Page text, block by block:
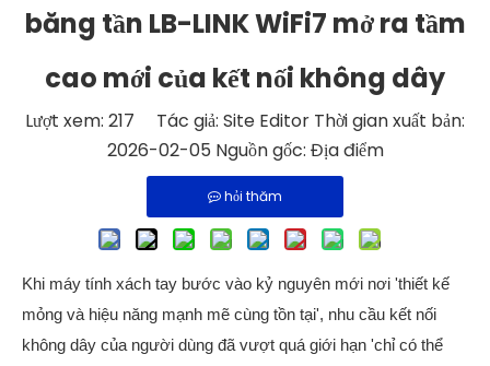
băng tần LB-LINK WiFi7 mở ra tầm
cao mới của kết nối không dây
Lượt xem: 217 Tác giả: Site Editor Thời gian xuất bản:
2026-02-05 Nguồn gốc: Địa điểm
hỏi thăm
Khi máy tính xách tay bước vào kỷ nguyên mới nơi 'thiết kế
mỏng và hiệu năng mạnh mẽ cùng tồn tại', nhu cầu kết nối
không dây của người dùng đã vượt quá giới hạn 'chỉ có thể